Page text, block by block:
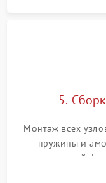
5.
Монтаж всех
пружины и
надежной
герметиком для